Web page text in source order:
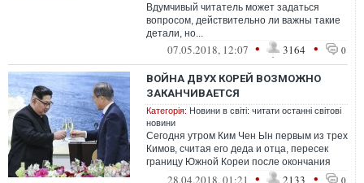
Вдумчивый читатель может задаться
вопросом, действительно ли важны такие
детали, но...
07.05.2018, 12:07 • 3164 • 0
ВОЙНА ДВУХ КОРЕЙ ВОЗМОЖНО
ЗАКАНЧИВАЕТСЯ
Категорія: Новини в світі: читати останні світові
новини
Сегодня утром Ким Чен Ын первым из трех
Кимов, считая его деда и отца, пересек
границу Южной Кореи после окончания
Корейской войны в 1953 году. Презид...
28.04.2018, 01:21 • 2133 • 0